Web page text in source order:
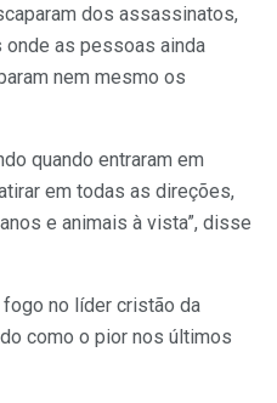
dos assassinatos,
as pessoas ainda
nem mesmo os
quando entraram em
em todas as direções,
e animais à vista”, disse
fogo no líder cristão da
como o pior nos últimos